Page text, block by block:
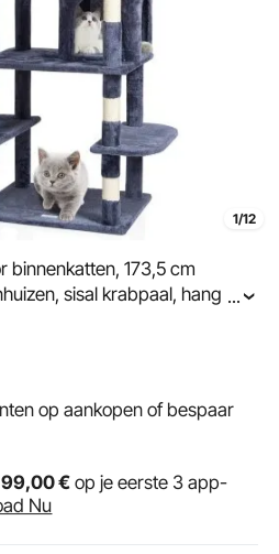
1/12
binnenkatten, 173,5 cm
sisal krabpaal, hangmat,
kattenmeubel,
...
op aankopen of bespaar
99,00€ op je eerste 3 app-
Nu